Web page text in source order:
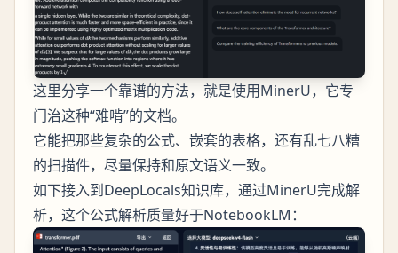
这里分享一个靠谱的方法，就是使用MinerU，它专
门治这种“难啃”的文档。
它能把那些复杂的公式、嵌套的表格，还有乱七八糟
的扫描件，尽量保持和原文语义一致。
如下接入到DeepLocals知识库，通过MinerU完成解
析，这个公式解析质量好于NotebookLM：